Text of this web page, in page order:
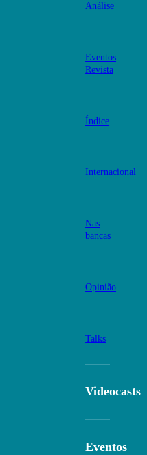
Análise
Eventos
Revista
Índice
Internacional
Nas
bancas
Opinião
Talks
Videocasts
Eventos